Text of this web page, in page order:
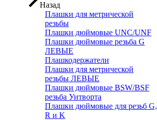
Назад
Плашки для метрической
резьбы
Плашки дюймовые UNC/UNF
Плашки дюймовые резьба G
ЛЕВЫЕ
Плашкодержатели
Плашки для метрической
резьбы ЛЕВЫЕ
Плашки дюймовые BSW/BSF
резьба Уитворта
Плашки дюймовые для резьб G,
R и K